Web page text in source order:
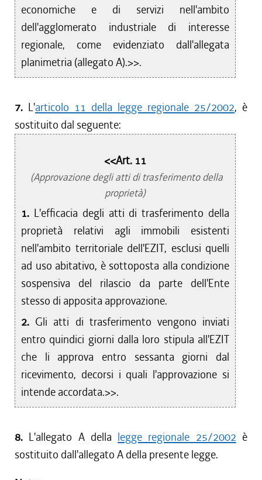
economiche e di servizi nell'ambito
dell'agglomerato industriale di interesse
regionale, come evidenziato dall'allegata
planimetria (allegato A).>>.
7. L'articolo 11 della legge regionale 25/2002, è
sostituito dal seguente:
<<Art. 11
(Approvazione degli atti di trasferimento della
proprietà)
1. L'efficacia degli atti di trasferimento della
proprietà relativi agli immobili esistenti
nell'ambito territoriale dell'EZIT, esclusi quelli
ad uso abitativo, è sottoposta alla condizione
sospensiva del rilascio da parte dell'Ente
stesso di apposita approvazione.
2. Gli atti di trasferimento vengono inviati
entro quindici giorni dalla loro stipula all'EZIT
che li approva entro sessanta giorni dal
ricevimento, decorsi i quali l'approvazione si
intende accordata.>>.
8. L'allegato A della legge regionale 25/2002 è
sostituito dall'allegato A della presente legge.